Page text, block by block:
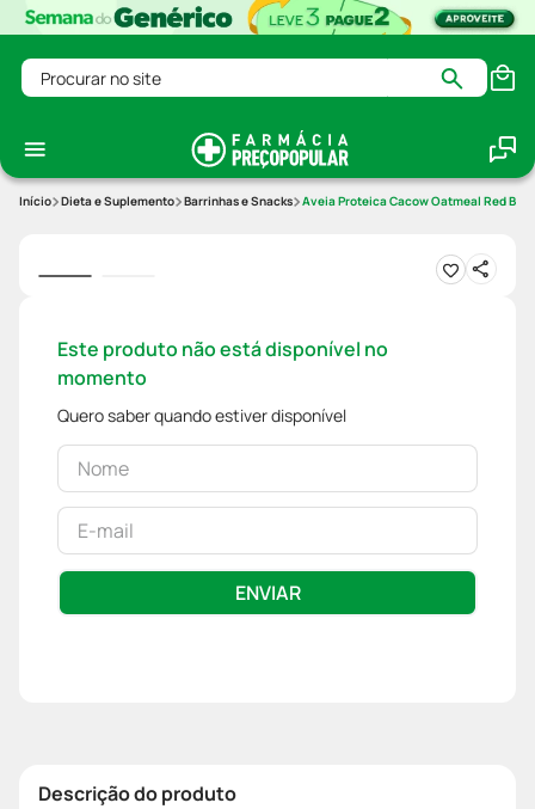
Procurar no site
Dieta e Suplemento Barrinhas e Snacks Aveia Proteica Cacow Oatmeal Red
Este produto não está disponível no
momento
Quero saber quando estiver disponível
ENVIAR
Descrição do produto